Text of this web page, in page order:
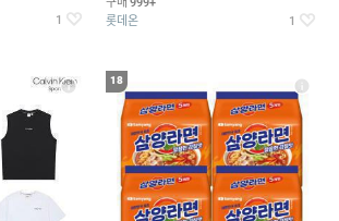
1 롯데온 1
18